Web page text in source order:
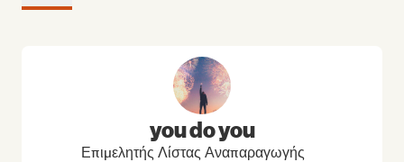
you do you
Επιμελητής Λίστας Αναπαραγωγής